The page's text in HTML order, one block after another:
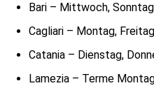
Bari – Mittwoch, Sonntag
Cagliari – Montag, Freitag
Catania – Dienstag,
Lamezia – Terme